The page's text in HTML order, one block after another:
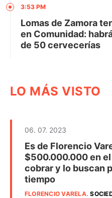
3:53 PM
Lomas de Zamora
en Comunidad:
de 50 cervecerías
LO MÁS VISTO
06. 07. 2023
Es de Florencio
$500.000.000 en
cobrar y lo buscan
tiempo
FLORENCIO VARELA.